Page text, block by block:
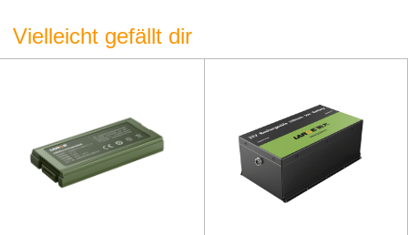
Vielleicht gefällt dir